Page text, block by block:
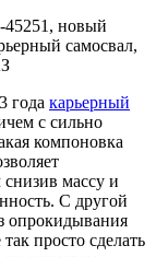
года карьерный
с сильно
компоновка
массу и
С другой
опрокидывания
просто сделать